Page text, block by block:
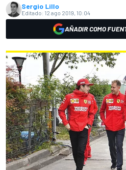
Sergio Lillo
Editado: 12 ago 2019, 10:04
AÑADIR COMO